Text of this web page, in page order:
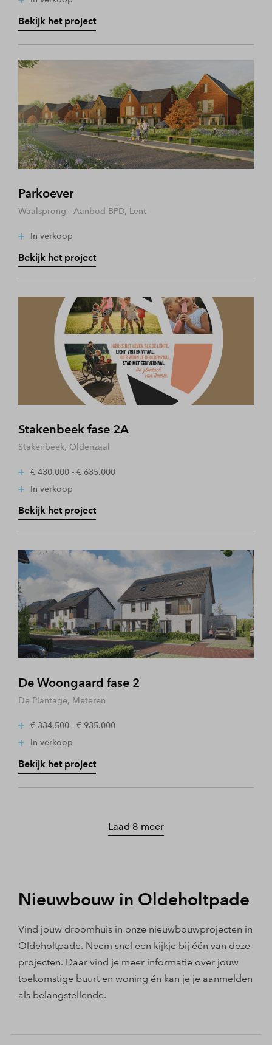
Bekijk het project
Parkoever
Waalsprong - Aanbod BPD, Lent
In verkoop
Bekijk het project
Stakenbeek fase 2A
Stakenbeek, Oldenzaal
€ 430.000 - € 635.000
In verkoop
Bekijk het project
De Woongaard fase 2
De Plantage, Meteren
€ 334.500 - € 935.000
In verkoop
Bekijk het project
Laad 8 meer
Nieuwbouw in Oldeholtpade
Vind jouw droomhuis in onze nieuwbouwprojecten in
Oldeholtpade. Neem snel een kijkje bij één van deze
projecten. Daar vind je meer informatie over jouw
toekomstige buurt en woning én kan je je aanmelden
als belangstellende.